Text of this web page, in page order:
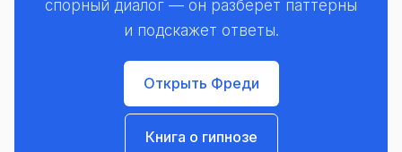
спорный диалог — он разберёт паттерны
и подскажет ответы.
Открыть Фреди
Книга о гипнозе